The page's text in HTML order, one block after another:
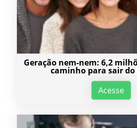
Geração nem-nem: 6,2
caminho para sair
Acesse